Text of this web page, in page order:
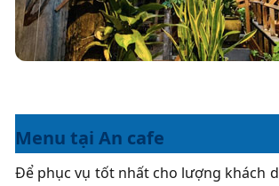
Menu tại An cafe
Để phục vụ tốt nhất cho lượng khách